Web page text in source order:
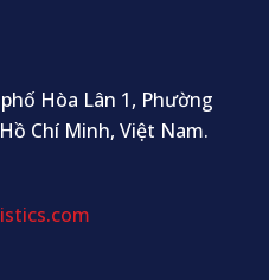
Hòa Lân 1, Phường
Chí Minh, Việt Nam.